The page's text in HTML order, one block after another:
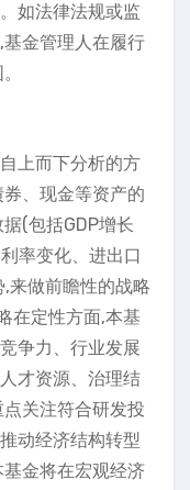
如法律法规或监
金管理人在履行
上而下分析的方
、现金等资产的
(包括GDP增长
率变化、进出口
来做前瞻性的战略
在定性方面,本基
争力、行业发展
才资源、治理结
关注符合研发投
动经济结构转型
金将在宏观经济